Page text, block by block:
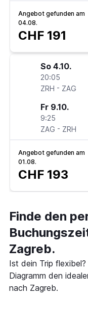
Angebot gefunden am
04.08.
CHF 191
So 4.10.
20:05
ZRH - ZAG
Fr 9.10.
9:25
ZAG - ZRH
Angebot gefunden am
01.08.
CHF 193
Finde den
Zagreb.
Ist dein Trip
Diagramm den
nach Zagreb.